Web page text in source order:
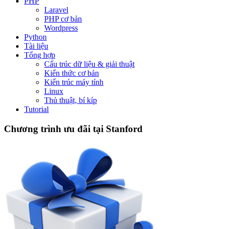
Laravel
PHP cơ bản
Wordpress
Python
Tài liệu
Tổng hợp
Cấu trúc dữ liệu & giải thuật
Kiến thức cơ bản
Kiến trúc máy tính
Linux
Thủ thuật, bí kíp
Tutorial
Chương trình ưu đãi tại Stanford